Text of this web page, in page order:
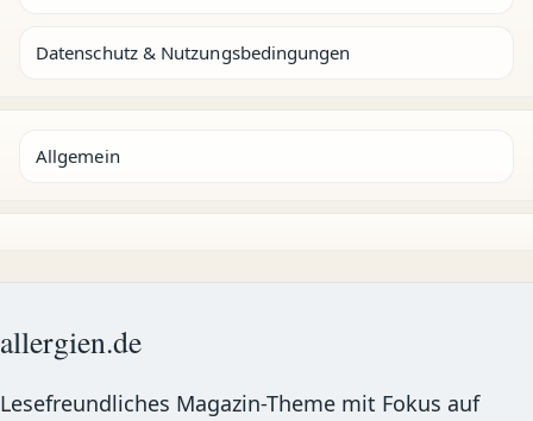
Datenschutz & Nutzungsbedingungen
Allgemein
allergien.de
Lesefreundliches Magazin-Theme mit Fokus auf